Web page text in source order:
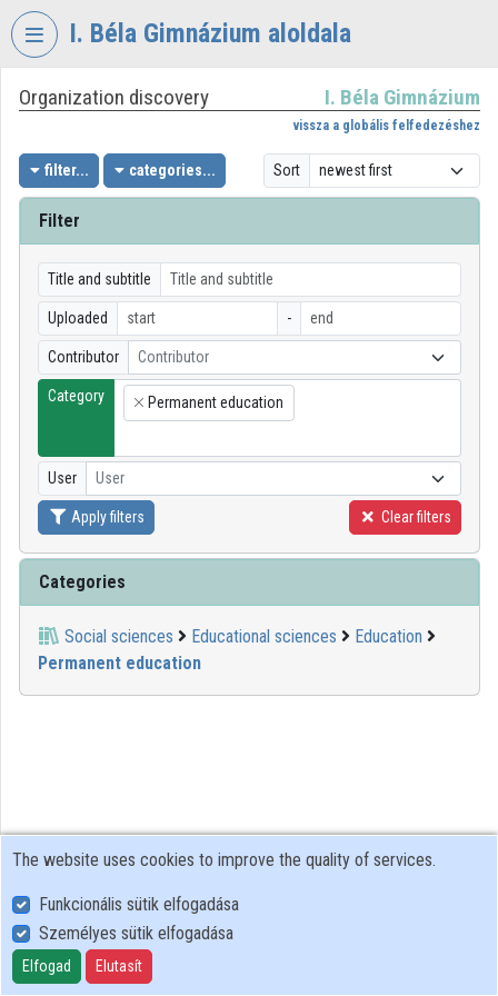
Skip header
I. Béla Gimnázium aloldala
VIDEOTORIUM
BÉLA
GIMNÁZIUM
Log In
Organization discovery
Categories
Organizations
Organization discovery I. Béla Gimnázium
vissza a globális felfedezéshez
filter... categories... Sort
Filter
Title and subtitle
Uploaded -
Contributor Contributor
Category
×
Permanent education
User User
Apply filters Clear filters
Categories
Social sciences Educational sciences
Education
Permanent education
User Policy
Adatkezelési tájékoztató (en)
Cookie Policy
The website uses cookies to improve the quality of services.
Funkcionális sütik elfogadása
Személyes sütik elfogadása
Elfogad Elutasít